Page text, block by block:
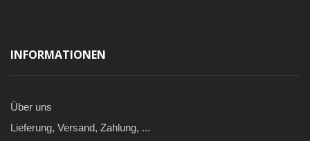
INFORMATIONEN
Über uns
Lieferung, Versand, Zahlung, ...